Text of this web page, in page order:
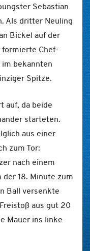
Sebastian
Als dritter Neuling
Bickel auf der
formierte Chef-
im bekannten
Spitze.
auf, da beide
starteten.
aus einer
zum Tor:
nach einem
18. Minute zum
Ball versenkte
aus gut 20
Mauer ins linke